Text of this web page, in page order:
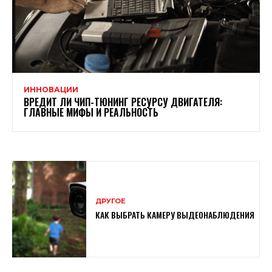
ИННОВАЦИИ
ВРЕДИТ ЛИ ЧИП-ТЮНИНГ РЕСУРСУ ДВИГАТЕЛЯ:
ГЛАВНЫЕ МИФЫ И РЕАЛЬНОСТЬ
ДРУГОЕ
КАК ВЫБРАТЬ КАМЕРУ ВЫДЕОНАБЛЮДЕНИЯ